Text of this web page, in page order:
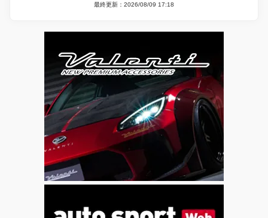
最終更新：2026/08/09 17:18